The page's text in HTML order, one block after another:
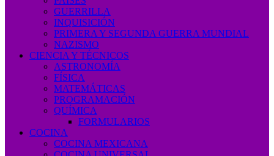
GUERRILLA
INQUISICIÓN
PRIMERA Y SEGUNDA GUERRA MUNDIAL
NAZISMO
CIENCIA Y TÉCNICOS
ASTRONOMÍA
FÍSICA
MATEMÁTICAS
PROGRAMACIÓN
QUÍMICA
FORMULARIOS
COCINA
COCINA MEXICANA